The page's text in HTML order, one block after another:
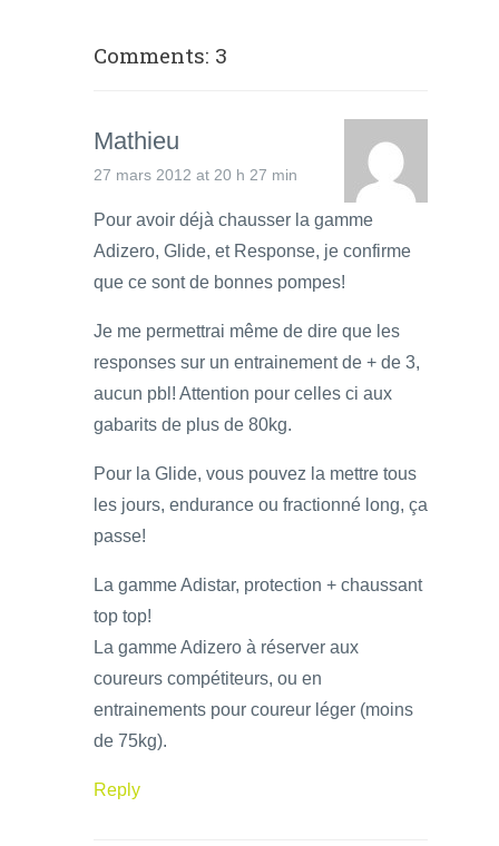
Comments: 3
Mathieu
27 mars 2012 at 20 h 27 min
Pour avoir déjà chausser la gamme
Adizero, Glide, et Response, je confirme
que ce sont de bonnes pompes!
Je me permettrai même de dire que les
responses sur un entrainement de + de 3,
aucun pbl! Attention pour celles ci aux
gabarits de plus de 80kg.
Pour la Glide, vous pouvez la mettre tous
les jours, endurance ou fractionné long, ça
passe!
La gamme Adistar, protection + chaussant
top top!
La gamme Adizero à réserver aux
coureurs compétiteurs, ou en
entrainements pour coureur léger (moins
de 75kg).
Reply